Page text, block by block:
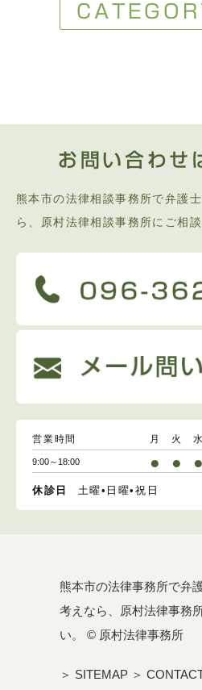
お問い合わせ
熊本市の法律相談事務所で弁護
ら、原村法律相談事務所にご相談
営業時間 月 火 水
9:00～18:00 ● ● ●
休診日 土曜•日曜•祝日
熊本市の法律事務所で弁
考えなら、原村法律事務
い。 © 原村法律事務所
＞ SITEMAP ＞